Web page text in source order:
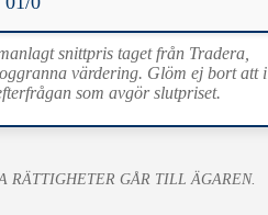
snittpris taget från Tradera,
värdering. Glöm ej bort att i
som avgör slutpriset.
RÄTTIGHETER GÅR TILL ÄGAREN.